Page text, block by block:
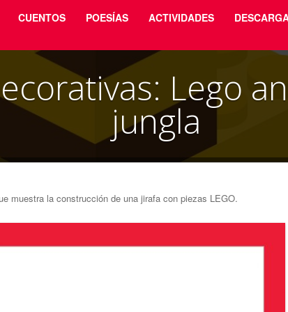
CUENTOS POESÍAS ACTIVIDADES
Lego
jungla
muestra la construcción de una jirafa con piezas LEGO.